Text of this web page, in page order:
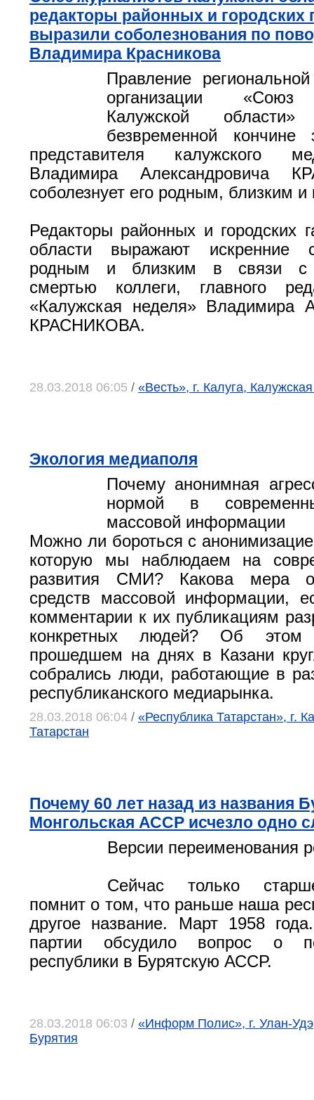
редакторы районных и городских
выразили соболезнования по
Владимира Красникова
Правление
организации «Союз
Калужской
безвременной кончине
представителя калужского
Владимира Александровича
соболезнует его родным, близким и
Редакторы районных и городских
области выражают искренние
родным и близким в связи с
смертью коллеги, главного
«Калужская неделя» Владимира
КРАСНИКОВА.
28.03.2018 06:05 / «Весть», г. Калуга,
Экология медиаполя
Почему анонимная
нормой в
массовой информации
Можно ли бороться с
которую мы наблюдаем на
развития СМИ? Какова мера
средств массовой информации,
комментарии к их публикациям
конкретных людей? Об этом
прошедшем на днях в Казани
собрались люди, работающие в
республиканского медиарынка.
28.03.2018 06:04 / «Республика Татарстан», г.
Татарстан
Почему 60 лет назад из названия
Монгольская АССР исчезло одно
Версии переименования
Сейчас только
помнит о том, что раньше наша
другое название. Март 1958
партии обсудило вопрос о
республики в Бурятскую АССР.
28.03.2018 06:03 / «Информ Полис», г. Улан-
Бурятия